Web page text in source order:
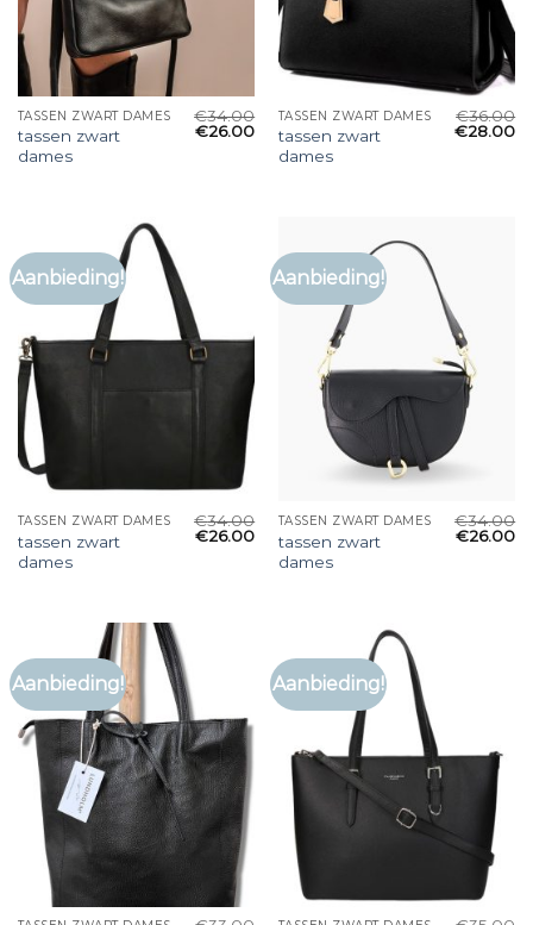
TASSEN ZWART DAMES
tassen zwart
dames
€34.00
€26.00
TASSEN ZWART DAMES
tassen zwart
dames
€36.00
€28.00
Aanbieding!
TASSEN ZWART DAMES
tassen zwart
dames
€34.00
€26.00
Aanbieding!
TASSEN ZWART DAMES
tassen zwart
dames
€34.00
€26.00
Aanbieding! Aanbieding!